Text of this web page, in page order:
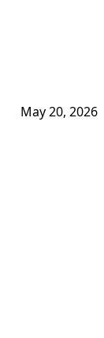
May 20, 2026